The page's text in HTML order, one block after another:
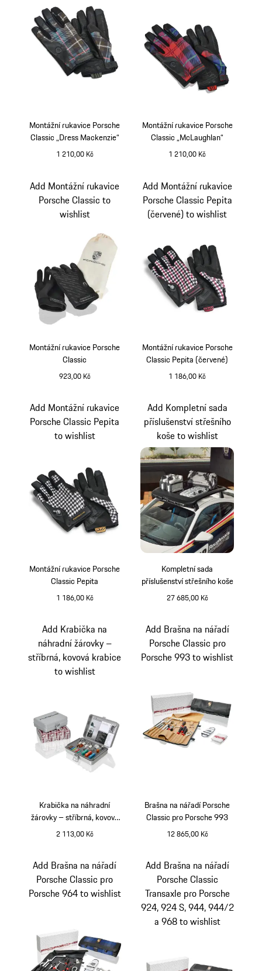
Montážní rukavice Porsche
Classic „Dress Mackenzie“
1 210,00 Kč
Montážní rukavice Porsche
Classic „McLaughlan“
1 210,00 Kč
Montážní rukavice Porsche
Classic
923,00 Kč
Add Montážní rukavice
Porsche Classic to
wishlist
Montážní rukavice Porsche
Classic Pepita (červené)
1 186,00 Kč
Add Montážní rukavice
Porsche Classic Pepita
(červené) to wishlist
Montážní rukavice Porsche
Classic Pepita
1 186,00 Kč
Add Montážní rukavice
Porsche Classic Pepita
to wishlist
Kompletní sada
příslušenství střešního koše
27 685,00 Kč
Add Kompletní sada
příslušenství střešního
koše to wishlist
Krabička na náhradní
žárovky – stříbrná, kovová
krabice
2 113,00 Kč
Add Krabička na
náhradní žárovky –
stříbrná, kovová krabice
to wishlist
Brašna na nářadí Porsche
Classic pro Porsche 993
12 865,00 Kč
Add Brašna na nářadí
Porsche Classic pro
Porsche 993 to wishlist
Add Brašna na nářadí
Porsche Classic pro
Porsche 964 to wishlist
Add Brašna na nářadí
Porsche Classic
Transaxle pro Porsche
924, 924 S, 944, 944/2
a 968 to wishlist